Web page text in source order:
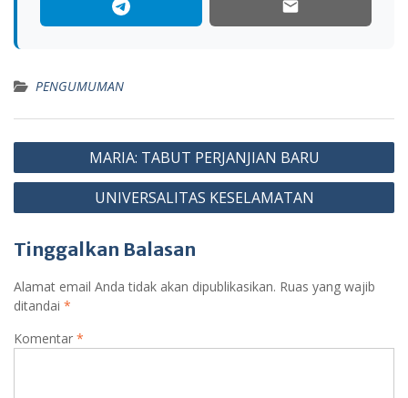
PENGUMUMAN
Navigasi
pos
MARIA: TABUT PERJANJIAN BARU
UNIVERSALITAS KESELAMATAN
Tinggalkan Balasan
Alamat email Anda tidak akan dipublikasikan. Ruas yang wajib
ditandai *
Komentar *